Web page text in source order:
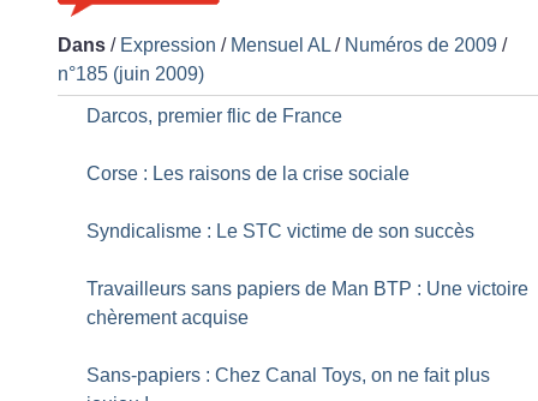
Dans / Expression / Mensuel AL / Numéros de 2009 /
n°185 (juin 2009)
Darcos, premier flic de France
Corse : Les raisons de la crise sociale
Syndicalisme : Le STC victime de son succès
Travailleurs sans papiers de Man BTP : Une victoire
chèrement acquise
Sans-papiers : Chez Canal Toys, on ne fait plus